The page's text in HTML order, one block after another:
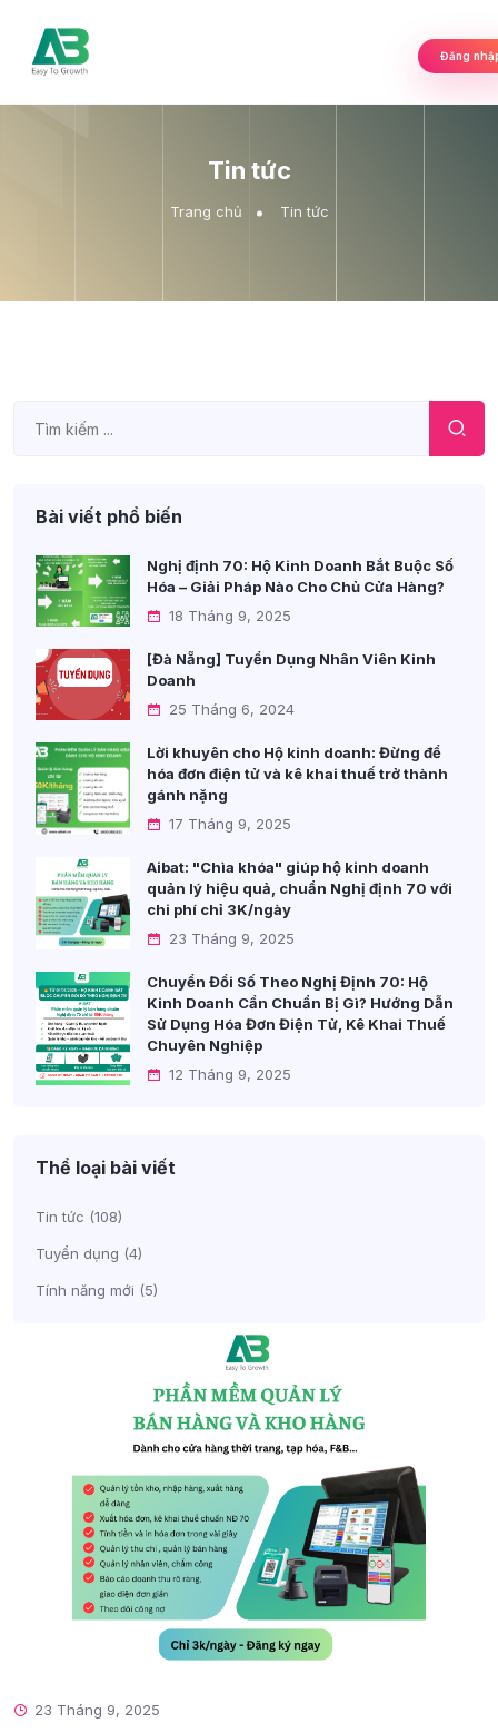
Đăng
Tin tức
Trang chủ Tin tức
Bài viết phổ biến
Nghị định 70: Hộ Kinh Doanh Bắt Buộc Số
Hóa – Giải Pháp Nào Cho Chủ Cửa Hàng?
18 Tháng 9, 2025
[Đà Nẵng] Tuyển Dụng Nhân Viên Kinh
Doanh
25 Tháng 6, 2024
Lời khuyên cho Hộ kinh doanh: Đừng để
hóa đơn điện tử và kê khai thuế trở thành
gánh nặng
17 Tháng 9, 2025
Aibat: "Chìa khóa" giúp hộ kinh doanh
quản lý hiệu quả, chuẩn Nghị định 70 với
chi phí chỉ 3K/ngày
23 Tháng 9, 2025
Chuyển Đổi Số Theo Nghị Định 70: Hộ
Kinh Doanh Cần Chuẩn Bị Gì? Hướng Dẫn
Sử Dụng Hóa Đơn Điện Tử, Kê Khai Thuế
Chuyên Nghiệp
12 Tháng 9, 2025
Thể loại bài viết
Tin tức (108)
Tuyển dụng (4)
Tính năng mới (5)
23 Tháng 9, 2025